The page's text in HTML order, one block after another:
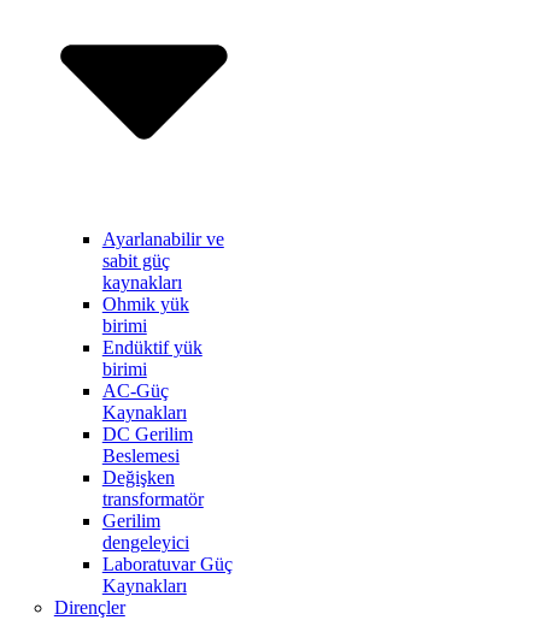
Ayarlanabilir ve
sabit güç
kaynakları
Ohmik yük
birimi
Endüktif yük
birimi
AC-Güç
Kaynakları
DC Gerilim
Beslemesi
Değişken
transformatör
Gerilim
dengeleyici
Laboratuvar Güç
Kaynakları
Dirençler